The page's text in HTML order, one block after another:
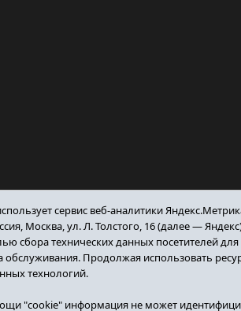
сервис веб-аналитики
Москва, ул. Л. Толстого, 16 (далее —
сбора технических данных посетителей
обслуживания. Продолжая использовать
технологий.
"cookie" информация не может